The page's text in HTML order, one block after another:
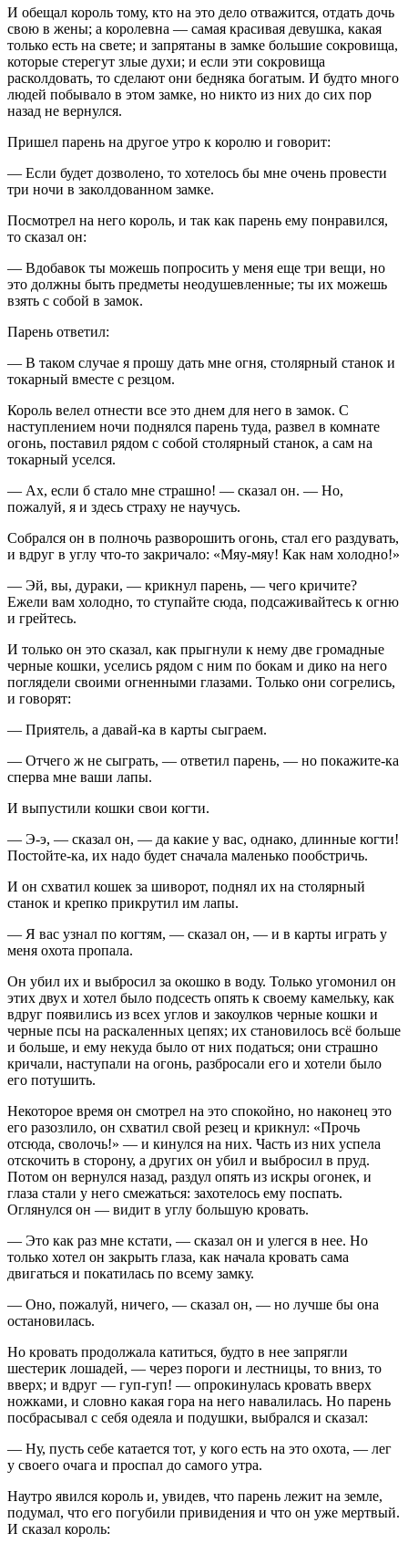
И обещал король тому, кто на это дело отважится, отдать дочь
свою в жены; а королевна — самая красивая девушка, какая
только есть на свете; и запрятаны в замке большие сокровища,
которые стерегут злые духи; и если эти сокровища
расколдовать, то сделают они бедняка богатым. И будто много
людей побывало в этом замке, но никто из них до сих пор
назад не вернулся.
Пришел парень на другое утро к королю и говорит:
— Если будет дозволено, то хотелось бы мне очень провести
три ночи в заколдованном замке.
Посмотрел на него король, и так как парень ему понравился,
то сказал он:
— Вдобавок ты можешь попросить у меня еще три вещи, но
это должны быть предметы неодушевленные; ты их можешь
взять с собой в замок.
Парень ответил:
— В таком случае я прошу дать мне огня, столярный станок и
токарный вместе с резцом.
Король велел отнести все это днем для него в замок. С
наступлением ночи поднялся парень туда, развел в комнате
огонь, поставил рядом с собой столярный станок, а сам на
токарный уселся.
— Ах, если б стало мне страшно! — сказал он. — Но,
пожалуй, я и здесь страху не научусь.
Собрался он в полночь разворошить огонь, стал его раздувать,
и вдруг в углу что-то закричало: «Мяу-мяу! Как нам холодно!»
— Эй, вы, дураки, — крикнул парень, — чего кричите?
Ежели вам холодно, то ступайте сюда, подсаживайтесь к огню
и грейтесь.
И только он это сказал, как прыгнули к нему две громадные
черные кошки, уселись рядом с ним по бокам и дико на него
поглядели своими огненными глазами. Только они согрелись,
и говорят:
— Приятель, а давай-ка в карты сыграем.
— Отчего ж не сыграть, — ответил парень, — но покажите-ка
сперва мне ваши лапы.
И выпустили кошки свои когти.
— Э-э, — сказал он, — да какие у вас, однако, длинные когти!
Постойте-ка, их надо будет сначала маленько пообстричь.
И он схватил кошек за шиворот, поднял их на столярный
станок и крепко прикрутил им лапы.
— Я вас узнал по когтям, — сказал он, — и в карты играть у
меня охота пропала.
Он убил их и выбросил за окошко в воду. Только угомонил он
этих двух и хотел было подсесть опять к своему камельку, как
вдруг появились из всех углов и закоулков черные кошки и
черные псы на раскаленных цепях; их становилось всё больше
и больше, и ему некуда было от них податься; они страшно
кричали, наступали на огонь, разбросали его и хотели было
его потушить.
Некоторое время он смотрел на это спокойно, но наконец это
его разозлило, он схватил свой резец и крикнул: «Прочь
отсюда, сволочь!» — и кинулся на них. Часть из них успела
отскочить в сторону, а других он убил и выбросил в пруд.
Потом он вернулся назад, раздул опять из искры огонек, и
глаза стали у него смежаться: захотелось ему поспать.
Оглянулся он — видит в углу большую кровать.
— Это как раз мне кстати, — сказал он и улегся в нее. Но
только хотел он закрыть глаза, как начала кровать сама
двигаться и покатилась по всему замку.
— Оно, пожалуй, ничего, — сказал он, — но лучше бы она
остановилась.
Но кровать продолжала катиться, будто в нее запрягли
шестерик лошадей, — через пороги и лестницы, то вниз, то
вверх; и вдруг — гуп-гуп! — опрокинулась кровать вверх
ножками, и словно какая гора на него навалилась. Но парень
посбрасывал с себя одеяла и подушки, выбрался и сказал:
— Ну, пусть себе катается тот, у кого есть на это охота, — лег
у своего очага и проспал до самого утра.
Наутро явился король и, увидев, что парень лежит на земле,
подумал, что его погубили привидения и что он уже мертвый.
И сказал король: